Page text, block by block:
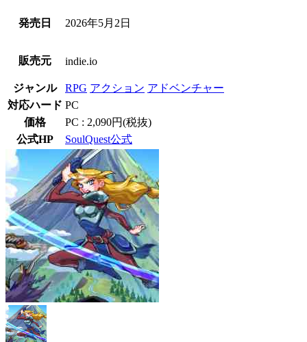
発売日 2026年5月2日
販売元 indie.io
ジャンル RPG アクション アドベンチャー
対応ハード PC
価格
PC : 2,090円(税抜)
公式HP
SoulQuest公式